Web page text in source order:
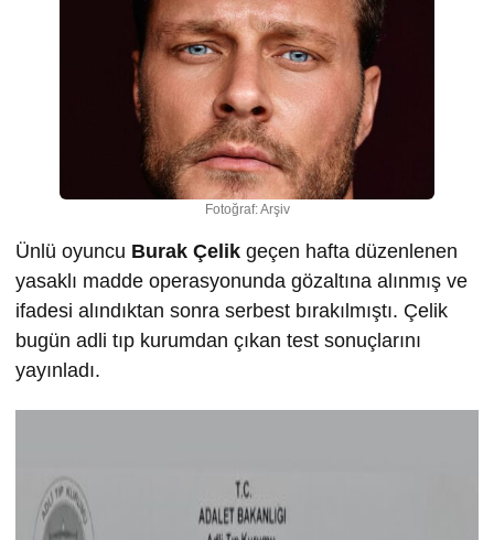
Fotoğraf: Arşiv
Ünlü oyuncu Burak Çelik geçen hafta düzenlenen
yasaklı madde operasyonunda gözaltına alınmış ve
ifadesi alındıktan sonra serbest bırakılmıştı. Çelik
bugün adli tıp kurumdan çıkan test sonuçlarını
yayınladı.